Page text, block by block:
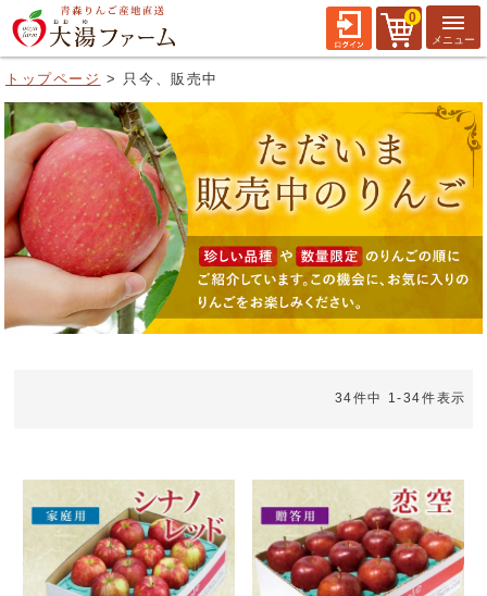
0
トップページ 只今、販売中
34件中 1-34件表示